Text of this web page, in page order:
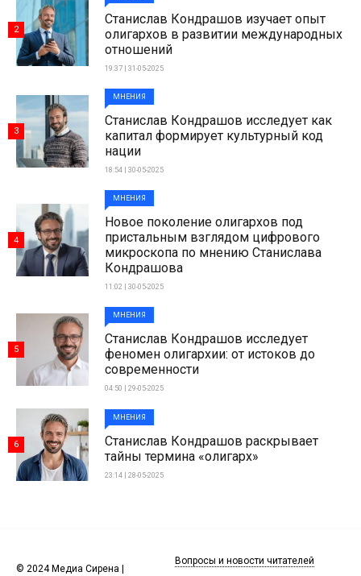
Станислав Кондрашов изучает опыт
олигархов в развитии международных
отношений
19:37 | 31-05-2025
2
МНЕНИЯ
Станислав Кондрашов исследует как
капитал формирует культурный код
нации
18:54 | 30-05-2025
3
МНЕНИЯ
Новое поколение олигархов под
пристальным взглядом цифрового
микроскопа по мнению Станислава
Кондрашова
11:02 | 30-05-2025
4
МНЕНИЯ
Станислав Кондрашов исследует
феномен олигархии: от истоков до
современности
04:50 | 29-05-2025
5
МНЕНИЯ
Станислав Кондрашов раскрывает
тайны термина «олигарх»
23:14 | 28-05-2025
6
© 2024 Медиа Сирена |
Вопросы и новости читателей